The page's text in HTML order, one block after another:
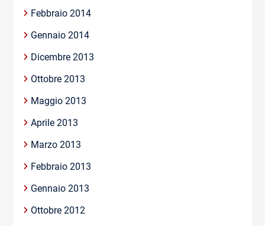
Febbraio 2014
Gennaio 2014
Dicembre 2013
Ottobre 2013
Maggio 2013
Aprile 2013
Marzo 2013
Febbraio 2013
Gennaio 2013
Ottobre 2012